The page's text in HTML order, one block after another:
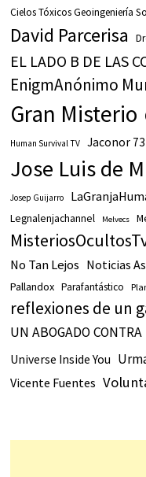
Cielos Tóxicos Geoingeniería
David Parcerisa
EL LADO B DE LAS
EnigmAnónimo
Gran Misterio
Human Survival TV Jaconor 73
Jose Luis de
Josep Guijarro
Legnalenjachannel Melvecs
No Tan Lejos Noticias
Pallandox Parafantástico
reflexiones de un
UN ABOGADO
Universe Inside You
Vicente Fuentes